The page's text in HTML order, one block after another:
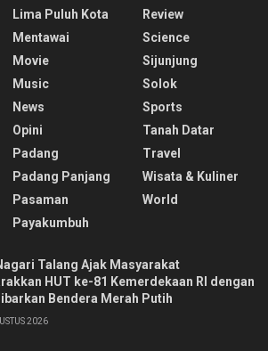
Lima Puluh Kota
Mentawai
Movie
Music
News
Opini
Padang
Padang Panjang
Pasaman
Payakumbuh
Review
Science
Sijunjung
Solok
Sports
Tanah Datar
Travel
Wisata & Kuliner
World
Talang Ajak Masyarakat
HUT ke-81 Kemerdekaan RI dengan
Bendera Merah Putih
2026